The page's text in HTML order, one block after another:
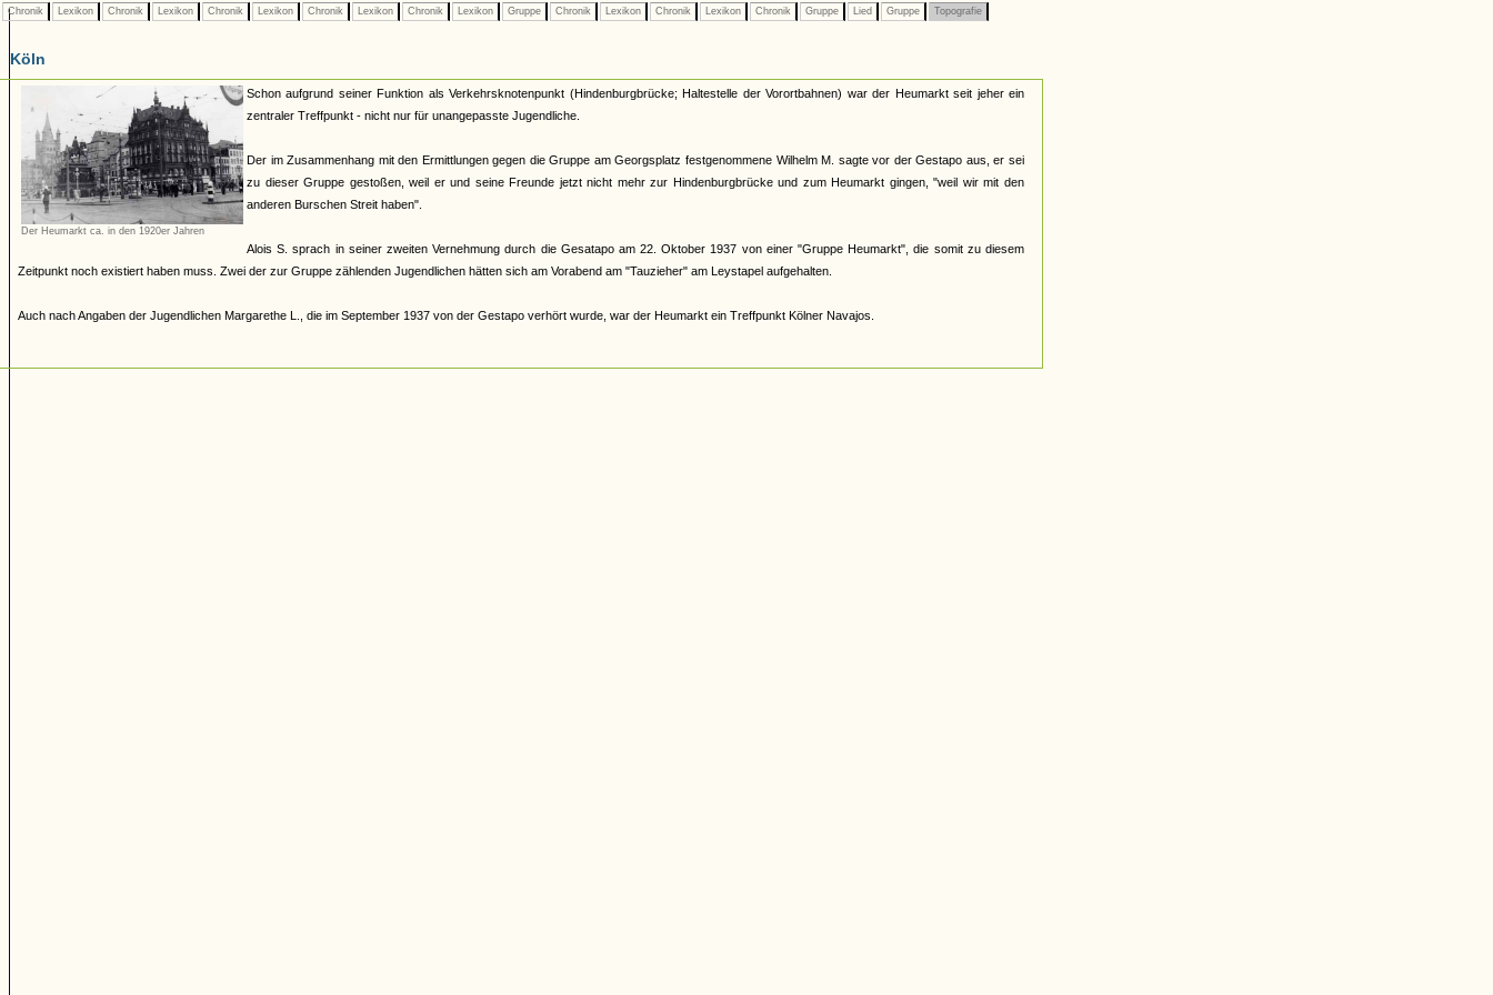
Chronik Lexikon Chronik Lexikon Chronik Lexikon Chronik Lexikon Chronik Lexikon Gruppe Chronik Lexikon Chronik Lexikon Chronik Gruppe Lied Gruppe Topografie
Köln
Der Heumarkt ca. in den 1920er Jahren
Schon aufgrund seiner Funktion als Verkehrsknotenpunkt (Hindenburgbrücke; Haltestelle der Vorortbahnen) war der Heumarkt seit jeher ein
zentraler Treffpunkt - nicht nur für unangepasste Jugendliche.
Der im Zusammenhang mit den Ermittlungen gegen die Gruppe am Georgsplatz festgenommene Wilhelm M. sagte vor der Gestapo aus, er sei
zu dieser Gruppe gestoßen, weil er und seine Freunde jetzt nicht mehr zur Hindenburgbrücke und zum Heumarkt gingen, "weil wir mit den
anderen Burschen Streit haben".
Alois S. sprach in seiner zweiten Vernehmung durch die Gesatapo am 22. Oktober 1937 von einer "Gruppe Heumarkt", die somit zu diesem
Zeitpunkt noch existiert haben muss. Zwei der zur Gruppe zählenden Jugendlichen hätten sich am Vorabend am "Tauzieher" am Leystapel aufgehalten.
Auch nach Angaben der Jugendlichen Margarethe L., die im September 1937 von der Gestapo verhört wurde, war der Heumarkt ein Treffpunkt Kölner Navajos.